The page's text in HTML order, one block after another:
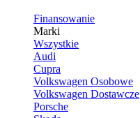
Finansowanie
Marki
Wszystkie
Audi
Cupra
Volkswagen Osobowe
Volkswagen Dostawcze
Porsche